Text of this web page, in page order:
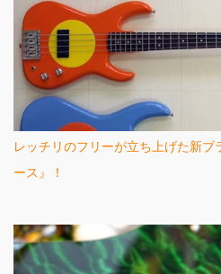
レッチリのフリーが立ち上げた新
ース』！